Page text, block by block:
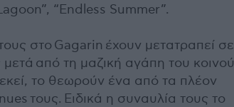
“Endless Summer”.
στο Gagarin έχουν μετατραπεί σε
από τη μαζική αγάπη του κοινού
το θεωρούν ένα από τα πλέον
τους. Ειδικά η συναυλία τους το